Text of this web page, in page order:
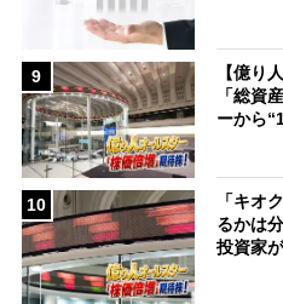
9
【億り
「総資
ーから
10
「キオ
るかは
投資家